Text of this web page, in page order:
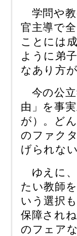
学問や教
官主導で
ことには
ように弟
なあり方
今の公立
由」を事
が）。ど
のファク
げられな
ゆえに、
たい教師
いう選択
保障され
のフェア